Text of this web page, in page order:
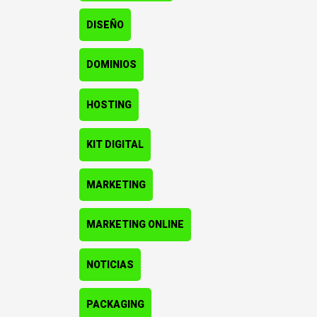
DISEÑO
DOMINIOS
HOSTING
KIT DIGITAL
MARKETING
MARKETING ONLINE
NOTICIAS
PACKAGING